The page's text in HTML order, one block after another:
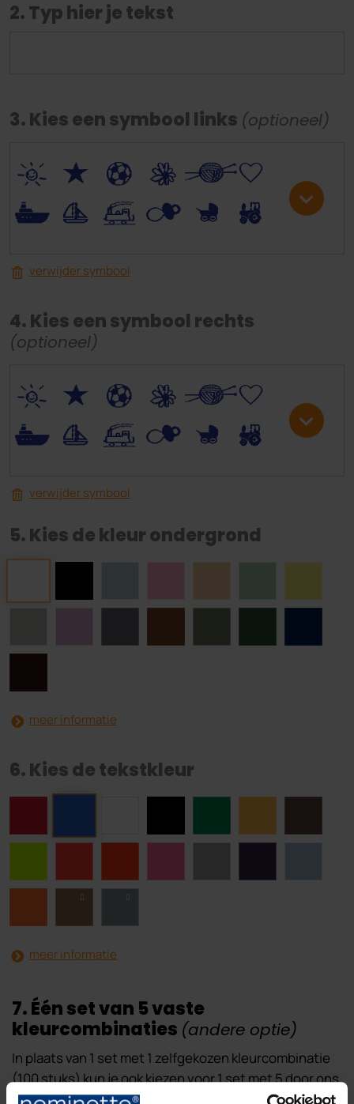
2. Typ hier je tekst
3. Kies een symbool links (optioneel)
* V C + WU
. < ; S R M
verwijder symbool
4. Kies een symbool rechts
(optioneel)
* V C + WU
. < ; S R M
verwijder symbool
5. Kies de kleur ondergrond
meer informatie
6. Kies de tekstkleur
meer informatie
7. Één set van 5 vaste
kleurcombinaties (andere optie)
In plaats van 1 set met 1 zelfgekozen kleurcombinatie
(100 stuks) kun je ook kiezen voor 1 set met 5 door ons
gekozen kleurcombinaties (5 x 20 stuks) op óf een